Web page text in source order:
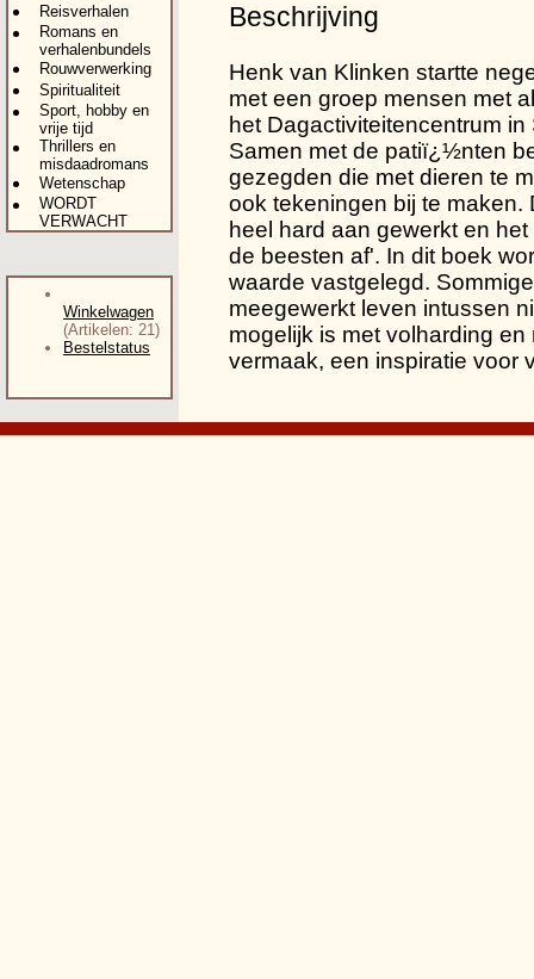
Reisverhalen
Romans en
verhalenbundels
Rouwverwerking
Spiritualiteit
Sport, hobby en
vrije tijd
Thrillers en
misdaadromans
Wetenschap
WORDT
VERWACHT
Winkelwagen
(Artikelen: 21)
Bestelstatus
Beschrijving
Henk van Klinken startte
met een groep mensen met
het Dagactiviteitencentrum
Samen met de patiï¿½nten
gezegden die met dieren te
ook tekeningen bij te
heel hard aan gewerkt en
de beesten af'. In dit boek
waarde vastgelegd.
meegewerkt leven intussen
mogelijk is met volharding
vermaak, een inspiratie voor